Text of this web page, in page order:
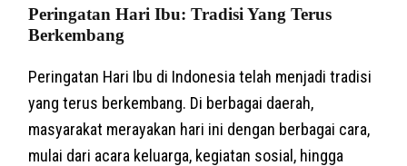
Peringatan Hari Ibu: Tradisi Yang Terus
Berkembang
Peringatan Hari Ibu di Indonesia telah menjadi tradisi
yang terus berkembang. Di berbagai daerah,
masyarakat merayakan hari ini dengan berbagai cara,
mulai dari acara keluarga, kegiatan sosial, hingga